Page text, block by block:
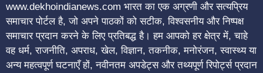
www.dekhoindianews.com भारत का एक अग्रणी और सत्यप्रिय
समाचार पोर्टल है, जो अपने पाठकों को सटीक, विश्वसनीय और निष्पक्ष
समाचार प्रदान करने के लिए प्रतिबद्ध है। हम आपको हर क्षेत्र में, चाहे
वह धर्म, राजनीति, अपराध, खेल, विज्ञान, तकनीक, मनोरंजन, स्वास्थ्य या
अन्य महत्वपूर्ण घटनाएँ हों, नवीनतम अपडेट्स और तथ्यपूर्ण रिपोर्ट्स प्रदान